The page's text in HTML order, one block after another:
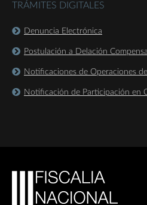
TRÁMITES DIGITALES
Denuncia Electrónica
Postulación a Delación
Notificaciones de Operaciones
Notificación de Participación en